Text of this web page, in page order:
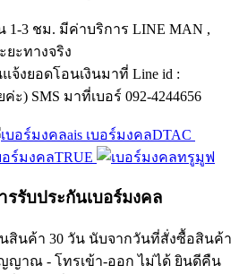
1-3 ชม. มีค่าบริการ LINE MAN ,
ยะทางจริง
จ้งยอดโอนเงินมาที่ Line id :
ะ) SMS มาที่เบอร์ 092-4244656
เบอร์มงคลDTAC
อร์มงคลTRUE
รรับประกันเบอร์มงคล
สินค้า 30 วัน นับจากวันที่สั่งซื้อสินค้า
ญาณ - โทรเข้า-ออก ไม่ได้ ยินดีคืน